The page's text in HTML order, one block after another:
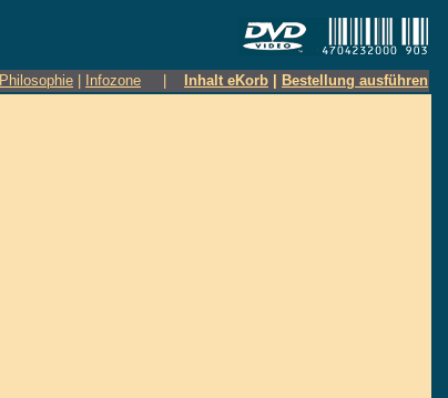
Philosophie Infozone Inhalt eKorb Bestellung ausführen